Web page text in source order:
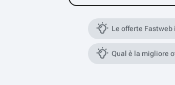
Le offerte
Qual è la migliore